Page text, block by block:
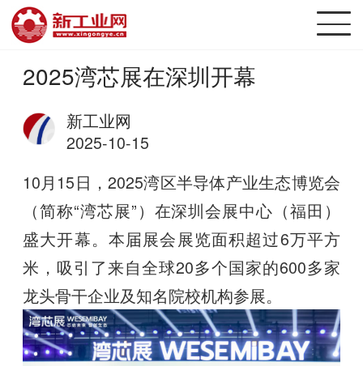
2025湾芯展在深圳开幕
新工业网
2025-10-15
10月15日，2025湾区半导体产业生态博览会
（简称“湾芯展”）在深圳会展中心（福田）
盛大开幕。本届展会展览面积超过6万平方
米，吸引了来自全球20多个国家的600多家
龙头骨干企业及知名院校机构参展。